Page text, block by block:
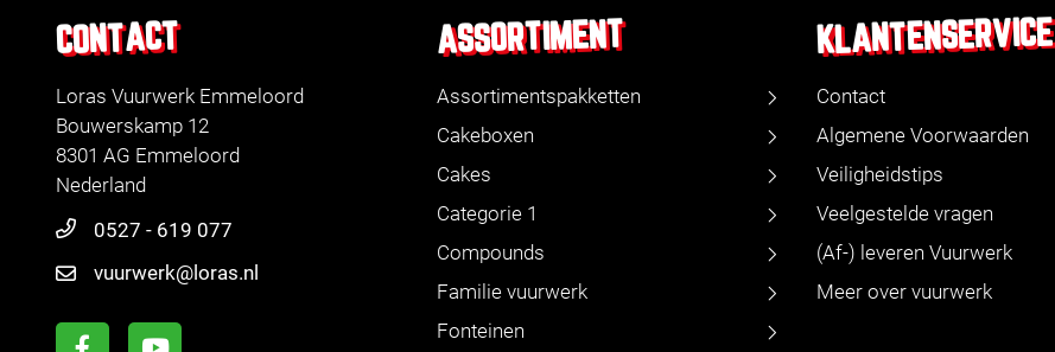
CONTACT
Loras Vuurwerk Emmeloord
Bouwerskamp 12
8301 AG Emmeloord
Nederland
0527 - 619 077
vuurwerk@loras.nl
ASSORTIMENT
Assortimentspakketten
Cakeboxen
Cakes
Categorie 1
Compounds
Familie vuurwerk
Fonteinen
KLANTENSERVICE
Contact
Algemene Voorwaarden
Veiligheidstips
Veelgestelde vragen
(Af-) leveren Vuurwerk
Meer over vuurwerk